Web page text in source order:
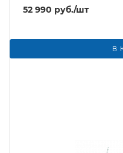
52 990 руб./шт
В